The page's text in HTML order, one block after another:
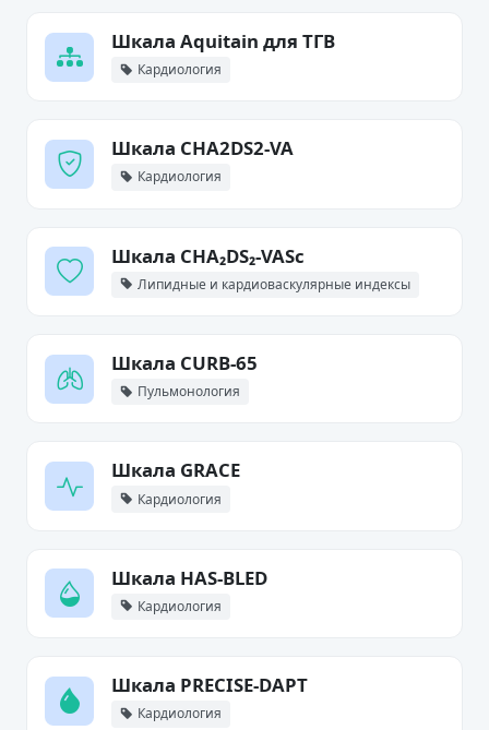
Шкала Aquitain для ТГВ
Кардиология
Шкала CHA2DS2-VA
Кардиология
Шкала CHA₂DS₂-VASc
Липидные и кардиоваскулярные индексы
Шкала CURB-65
Пульмонология
Шкала GRACE
Кардиология
Шкала HAS-BLED
Кардиология
Шкала PRECISE-DAPT
Кардиология